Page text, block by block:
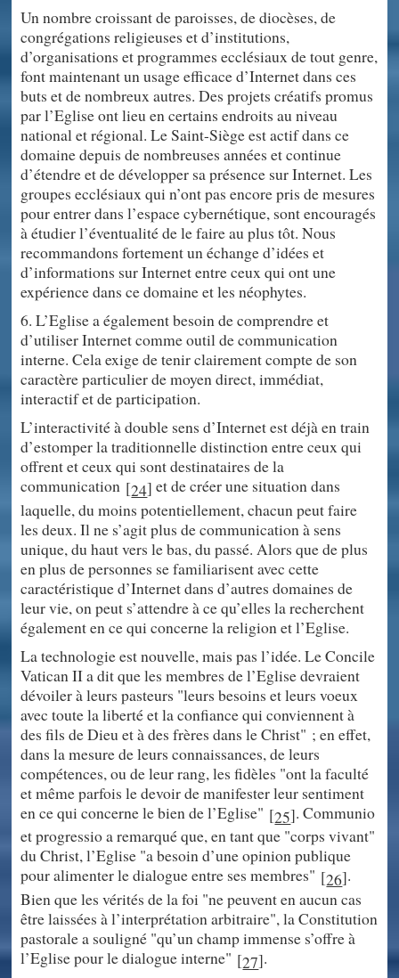
Un nombre croissant de paroisses, de diocèses, de
congrégations religieuses et d’institutions,
d’organisations et programmes ecclésiaux de tout genre,
font maintenant un usage efficace d’Internet dans ces
buts et de nombreux autres. Des projets créatifs promus
par l’Eglise ont lieu en certains endroits au niveau
national et régional. Le Saint-Siège est actif dans ce
domaine depuis de nombreuses années et continue
d’étendre et de développer sa présence sur Internet. Les
groupes ecclésiaux qui n’ont pas encore pris de mesures
pour entrer dans l’espace cybernétique, sont encouragés
à étudier l’éventualité de le faire au plus tôt. Nous
recommandons fortement un échange d’idées et
d’informations sur Internet entre ceux qui ont une
expérience dans ce domaine et les néophytes.
6. L’Eglise a également besoin de comprendre et
d’utiliser Internet comme outil de communication
interne. Cela exige de tenir clairement compte de son
caractère particulier de moyen direct, immédiat,
interactif et de participation.
L’interactivité à double sens d’Internet est déjà en train
d’estomper la traditionnelle distinction entre ceux qui
offrent et ceux qui sont destinataires de la
communication [24] et de créer une situation dans
laquelle, du moins potentiellement, chacun peut faire
les deux. Il ne s’agit plus de communication à sens
unique, du haut vers le bas, du passé. Alors que de plus
en plus de personnes se familiarisent avec cette
caractéristique d’Internet dans d’autres domaines de
leur vie, on peut s’attendre à ce qu’elles la recherchent
également en ce qui concerne la religion et l’Eglise.
La technologie est nouvelle, mais pas l’idée. Le Concile
Vatican II a dit que les membres de l’Eglise devraient
dévoiler à leurs pasteurs "leurs besoins et leurs voeux
avec toute la liberté et la confiance qui conviennent à
des fils de Dieu et à des frères dans le Christ" ; en effet,
dans la mesure de leurs connaissances, de leurs
compétences, ou de leur rang, les fidèles "ont la faculté
et même parfois le devoir de manifester leur sentiment
en ce qui concerne le bien de l’Eglise" [25]. Communio
et progressio a remarqué que, en tant que "corps vivant"
du Christ, l’Eglise "a besoin d’une opinion publique
pour alimenter le dialogue entre ses membres" [26].
Bien que les vérités de la foi "ne peuvent en aucun cas
être laissées à l’interprétation arbitraire", la Constitution
pastorale a souligné "qu’un champ immense s’offre à
l’Eglise pour le dialogue interne" [27].